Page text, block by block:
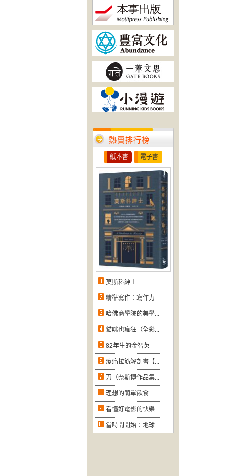
熱賣排行榜
紙本書 電子書
莫斯科紳士
精準寫作：寫作力...
哈佛商學院的美學...
貓咪也瘋狂（全彩...
82年生的金智英
痠痛拉筋解剖書【...
刀（奈斯博作品集...
理想的簡單飲食
看懂好電影的快樂...
當時間開始：地球...